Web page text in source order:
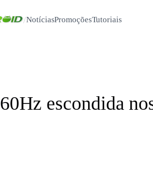
/NotíciasPromoçõesTutoriais
escondida